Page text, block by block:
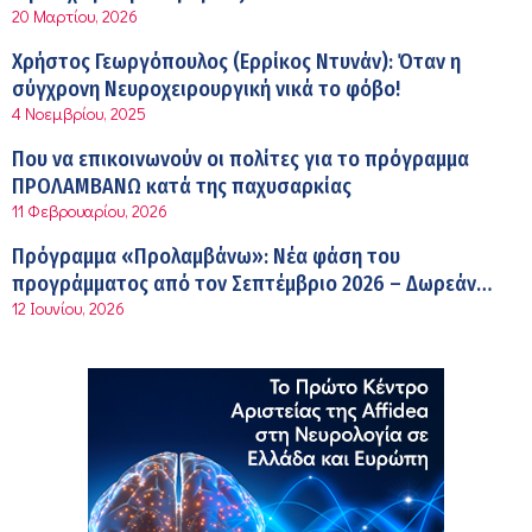
11:54 πμ
Kavita Patel: Ένα στα πέντε καινοτόμα φάρμακα φτάνει
τελικά στην Ελλάδα
9:21 πμ
Υπάρχει τελικά «δίαιτα θυρεοειδούς»; Τι λέει η
επιστήμη για τη διατροφή και τα συμπληρώματα
7:38 πμ
Πυρκαγιά στη Δυτική Αττική: Οι κίνδυνοι για τη δημόσια
υγεία
7:16 πμ
την Τεχνητή Νοημοσύνη και την Ογκολογία
Παύλος Γιαννακόπουλος – ΒΙΑΝΕΞ
Στέλιος Λιανός – INTERAMERICAN / Αθηναϊκή Γενική
20 Μαρτίου, 2026
Χρήστος Γεωργόπουλος (Ερρίκος Ντυνάν): Όταν η
σύγχρονη Νευροχειρουργική νικά το φόβο!
4 Νοεμβρίου, 2025
Που να επικοινωνούν οι πολίτες για το πρόγραμμα
ΠΡΟΛΑΜΒΑΝΩ κατά της παχυσαρκίας
11 Φεβρουαρίου, 2026
Πρόγραμμα «Προλαμβάνω»: Νέα φάση του
προγράμματος από τον Σεπτέμβριο 2026 – Δωρεάν
προληπτικές εξετάσεις έως το 2030
12 Ιουνίου, 2026